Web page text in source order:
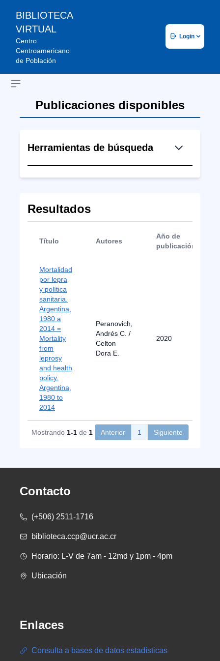
BIBLIOTECA
VIRTUAL
Centro
Centroamericano
de Población
Login
Open sidebar
Publicaciones disponibles
Herramientas de búsqueda
Resultados
Título Autores
Año de
publicación
Mortalidad
por lepra
y política
sanitaria.
Argentina,
1980 a
2014 =
Mortality
from
leprosy
and health
policy.
Argentina,
1980 to
2014
Peranovich,
Andrés C. /
Celton
Dora E.
2020
Mostrando 1-1 de 1 Anterior 1 Siguiente
Contacto
(+506) 2511-1716
biblioteca.ccp@ucr.ac.cr
Horario: L-V de 7am - 12md y 1pm - 4pm
Ubicación
Enlaces
Consulta a bases de datos estadísticas